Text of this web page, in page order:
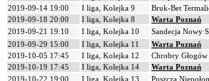
2019-09-14 19:00
I liga, Kolejka 9 Bruk-Bet
2019-09-18 20:00
I liga, Kolejka 8 Warta Poznań
2019-09-21 19:10
I liga, Kolejka 10 Sandecja Nowy
2019-09-29 15:00
I liga, Kolejka 11 Warta Poznań
2019-10-05 17:45
I liga, Kolejka 12 Chrobry Głogów
2019-10-19 17:45
I liga, Kolejka 14 Warta Poznań
2019-10-22 19:00
I liga, Kolejka 13 Puszcza